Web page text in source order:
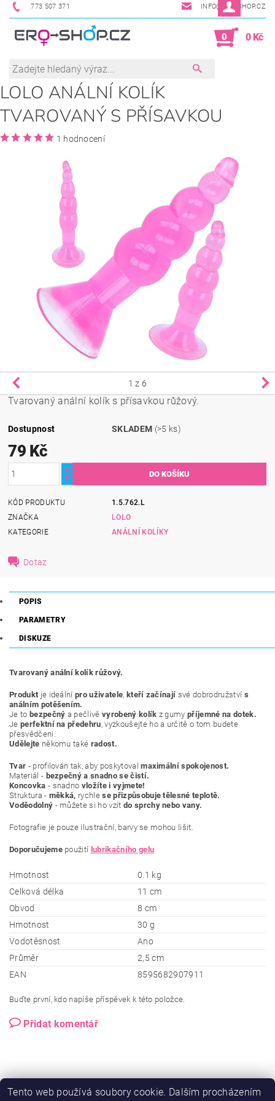
773 507 371 INFO@ERO-SHOP.CZ
0 0 Kč
LOLO ANÁLNÍ KOLÍK
TVAROVANÝ S PŘÍSAVKOU
1 hodnocení
1 z 6
Tvarovaný anální kolík s přísavkou růžový.
Dostupnost SKLADEM (>5 ks)
79 Kč
KÓD PRODUKTU
1.5.762.L
ZNAČKA
LOLO
KATEGORIE
ANÁLNÍ KOLÍKY
Dotaz
POPIS
PARAMETRY
DISKUZE
Tvarovaný anální kolík růžový.
Produkt je ideální pro uživatele, kteří začínají své dobrodružství s
análním potěšením.
Je to bezpečný a pečlivě vyrobený kolík z gumy příjemné na dotek.
Je perfektní na předehru, vyzkoušejte ho a určitě o tom budete
přesvědčeni.
Udělejte někomu také radost.
Tvar - profilován tak, aby poskytoval maximální spokojenost.
Materiál - bezpečný a snadno se čistí.
Koncovka - snadno vložíte i vyjmete!
Struktura - měkká, rychle se přizpůsobuje tělesné teplotě.
Voděodolný - můžete si ho vzít do sprchy nebo vany.
Fotografie je pouze ilustrační, barvy se mohou lišit.
Doporučujeme použití lubrikačního gelu
Hmotnost
0.1 kg
Celková délka
11 cm
Obvod
8 cm
Hmotnost
30 g
Vodotěsnost
Ano
Průměr
2,5 cm
EAN
8595682907911
Buďte první, kdo napíše příspěvek k této položce.
Přidat komentář
Tento web používá soubory cookie. Dalším procházením